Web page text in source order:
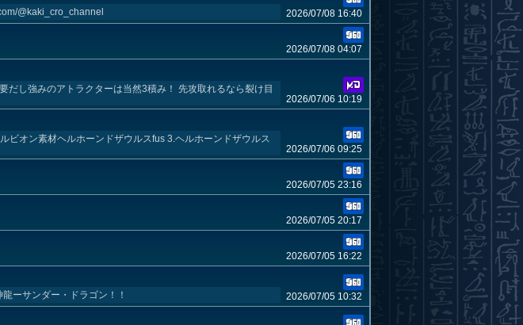
@kaki_cro_channel 2026/07/08 16:40
2026/07/08 04:07
だし強みのアトラクターは当然3積み！ 先攻取れるなら裂け目
2026/07/06 10:19
ビオン素材ヘルホーンドザウルスfus 3.ヘルホーンドザウルス
2026/07/06 09:25
2026/07/05 23:16
2026/07/05 20:17
2026/07/05 16:22
ーサンダー・ドラゴン！！ 2026/07/05 10:32